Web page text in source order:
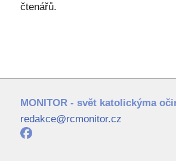
čtenářů.
MONITOR - svět katolickýma
redakce@rcmonitor.cz